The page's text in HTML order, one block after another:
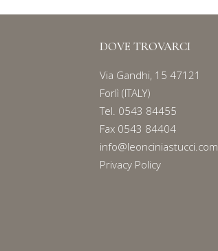
DOVE TROVARCI
Via Gandhi, 15 47121
Forlì (ITALY)
Tel. 0543 84455
Fax 0543 84404
info@leonciniastucci.com
Privacy Policy